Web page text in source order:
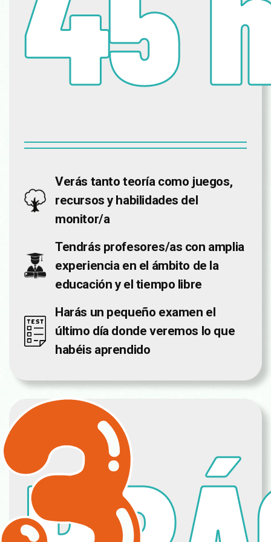
Verás tanto teoría como juegos,
recursos y habilidades del
monitor/a
Tendrás profesores/as con amplia
experiencia en el ámbito de la
educación y el tiempo libre
Harás un pequeño examen el
último día donde veremos lo que
habéis aprendido